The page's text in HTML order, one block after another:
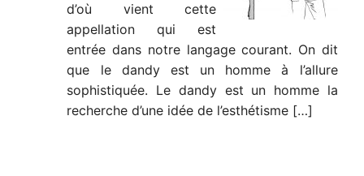
d’où vient cette
appellation qui est
entrée dans notre langage courant. On dit
que le dandy est un homme à l’allure
sophistiquée. Le dandy est un homme la
recherche d’une idée de l’esthétisme […]